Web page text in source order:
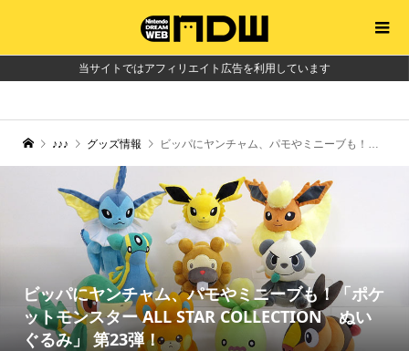
当サイトではアフィリエイト広告を利用しています
♪♪♪ グッズ情報 ビッパにヤンチャム、パモやミニーブも！「ポケットモンスター ALL STAR COLLECTION ぬいぐるみ」 第23弾！
ビッパにヤンチャム、パモやミニーブも！「ポケ
ットモンスター ALL STAR COLLECTION ぬい
ぐるみ」 第23弾！